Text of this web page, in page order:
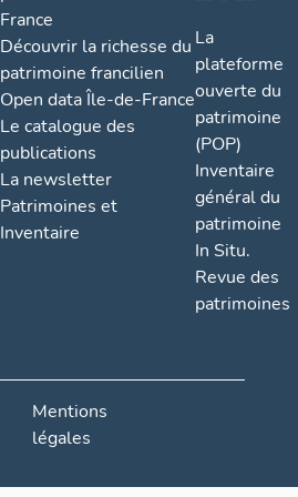
France
Découvrir la richesse du
patrimoine francilien
Open data Île-de-France
Le catalogue des
publications
La newsletter
Patrimoines et
Inventaire
La
plateforme
ouverte du
patrimoine
(POP)
Inventaire
général du
patrimoine
In Situ.
Revue des
patrimoines
Mentions
légales